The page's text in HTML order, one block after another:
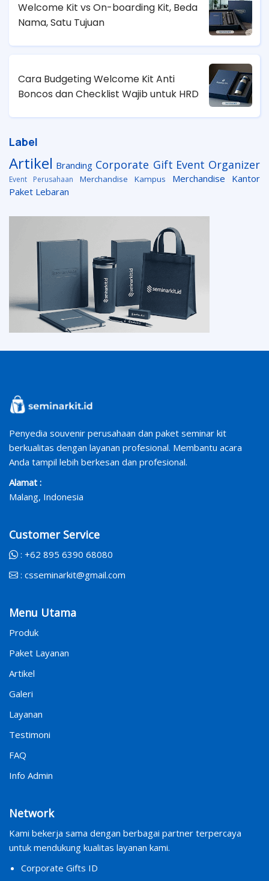
Welcome Kit vs On-boarding Kit, Beda
Nama, Satu Tujuan
Cara Budgeting Welcome Kit Anti
Boncos dan Checklist Wajib untuk HRD
Label
Artikel Branding Corporate Gift Event Organizer
Event Perusahaan Merchandise Kampus
Merchandise Kantor
Paket Lebaran
Penyedia souvenir perusahaan dan paket seminar kit
berkualitas dengan layanan profesional. Membantu acara
Anda tampil lebih berkesan dan profesional.
Alamat :
Malang, Indonesia
Customer Service
: +62 895 6390 68080
: csseminarkit@gmail.com
Menu Utama
Produk
Paket Layanan
Artikel
Galeri
Layanan
Testimoni
FAQ
Info Admin
Network
Kami bekerja sama dengan berbagai partner terpercaya
untuk mendukung kualitas layanan kami.
Corporate Gifts ID